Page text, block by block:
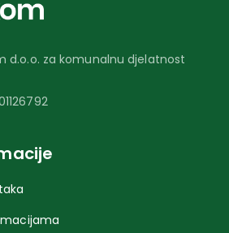
d.o.o. za komunalnu djelatnost